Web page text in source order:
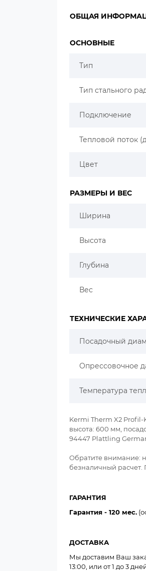
ОБЩАЯ
ОСНОВНЫЕ
Тип
Тип стального
Подключение
Тепловой поток
Цвет
РАЗМЕРЫ И ВЕС
Ширина
Высота
Глубина
Вес
ТЕХНИЧЕСКИЕ
Посадочный
Опрессовочное
Температура
Kermi Therm X2 Profil-
высота: 600 мм,
94447 Plattling
Обратите внимание:
безналичный расчет.
ГАРАНТИЯ
Гарантия - 120 мес.
ДОСТАВКА
Мы доставим Ваш
13:00, или от 1 до 3